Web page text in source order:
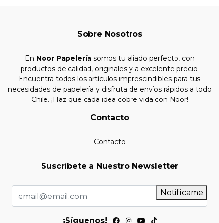
Sobre Nosotros
En Noor Papeleríasomos tu aliado perfecto, con
productos de calidad, originales y a excelente precio.
Encuentra todos los artículos imprescindibles para tus
necesidades de papelería y disfruta de envíos rápidos a todo
Chile. ¡Haz que cada idea cobre vida con Noor!
Contacto
Contacto
Suscríbete a Nuestro Newsletter
Notifícame
¡Síguenos!